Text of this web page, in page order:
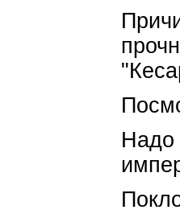
Надо